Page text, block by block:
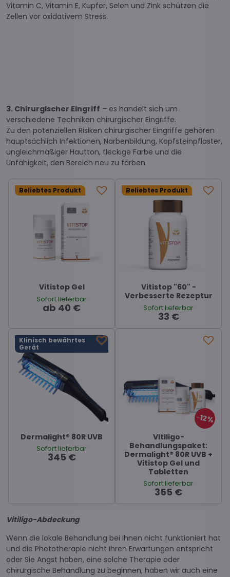
Vitamin C, Vitamin E, Kupfer, Selen und Zink schützen die
Zellen vor oxidativem Stress.
3. Chirurgischer Eingriff – es handelt sich um
verschiedene Techniken chirurgischer Eingriffe.
Zu den potenziellen Risiken chirurgischer Eingriffe gehören
hauptsächlich Infektionen, Narbenbildung, Kopfsteinpflaster,
ungleichmäßiger Hautton, fleckige Farbe und die
Unfähigkeit, den Bereich neu zu färben.
Beliebtes Produkt
Vitistop Gel
Sofort lieferbar
ab 40 €
Beliebtes Produkt
Vitistop "60" -
Verbesserte Rezeptur
Sofort lieferbar
33 €
Klinisch bewährtes
Gerät
Dermalight® 80R UVB
Sofort lieferbar
345 €
12%
Vitiligo-
Behandlungspaket:
Dermalight® 80R UVB +
Vitistop Gel und
Tabletten
Sofort lieferbar
355 €
Vitiligo-Abdeckung
Wenn die lokale Behandlung bei Ihnen nicht funktioniert hat
und die Phototherapie nicht Ihren Erwartungen entspricht
oder Sie Angst haben, eine solche Therapie oder
chirurgische Behandlung zu beginnen, haben wir auch eine